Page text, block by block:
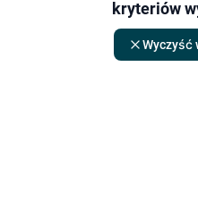
kryteriów
Wyczyść